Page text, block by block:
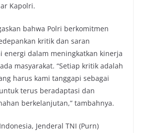
Kapolri.
bahwa Polri berkomitmen
kritik dan saran
energi dalam meningkatkan kinerja
masyarakat. “Setiap kritik adalah
harus kami tanggapi sebagai
terus beradaptasi dan
berkelanjutan,” tambahnya.
Jenderal TNI (Purn)